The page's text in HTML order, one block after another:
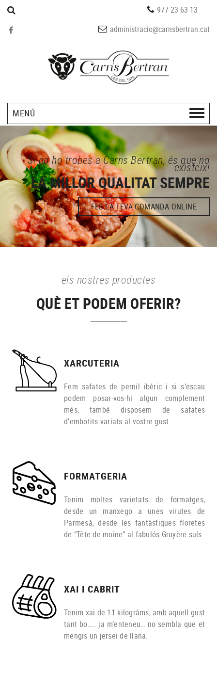
977 23 63 13
administracio@carnsbertran.cat
MENÚ
Si no ho trobes a Carns Bertran, és que no
existeix!
LA MILLOR QUALITAT SEMPRE
FES LA TEVA COMANDA ONLINE
els nostres productes
QUÈ ET PODEM OFERIR?
XARCUTERIA
Fem safates de pernil ibèric i si s’escau
podem posar-vos-hi algun complement
més, també disposem de safates
d’embotits variats al vostre gust.
FORMATGERIA
Tenim moltes varietats de formatges,
desde un manxego a unes virutes de
Parmesà, desde les fantàstiques floretes
de “Tête de moine” al fabulós Gruyère suís.
XAI I CABRIT
Tenim xai de 11 kilogràms, amb aquell gust
tant bo….. ja m’enteneu… no sembla que et
mengis un jersei de llana.